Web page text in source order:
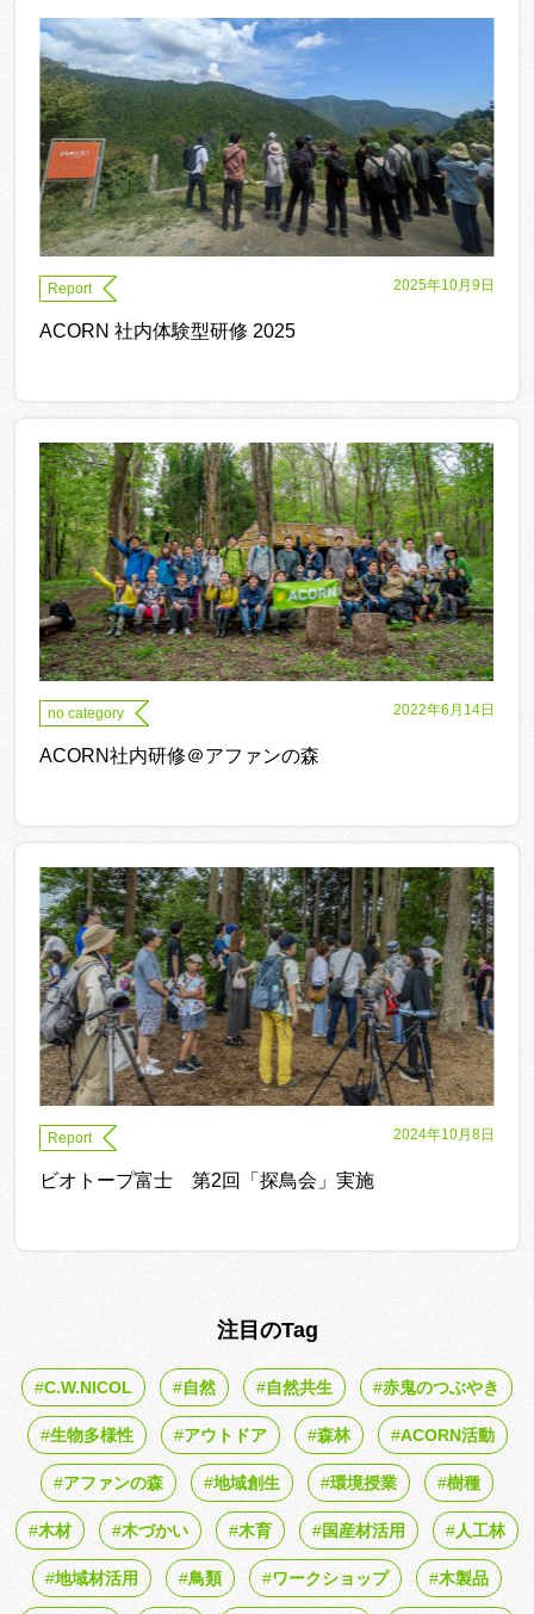
Report 2025年10月9日
ACORN 社内体験型研修 2025
no category 2022年6月14日
ACORN社内研修＠アファンの森
Report 2024年10月8日
ビオトープ富士 第2回「探鳥会」実施
注目のTag
C.W.NICOL 自然 自然共生 赤鬼のつぶやき
生物多様性 アウトドア 森林 ACORN活動
アファンの森 地域創生 環境授業 樹種
木材 木づかい 木育 国産材活用 人工林
地域材活用 鳥類 ワークショップ 木製品